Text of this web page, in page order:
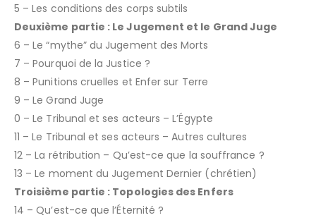
5 – Les conditions des corps subtils
Deuxième partie : Le Jugement et le Grand Juge
6 – Le “mythe” du Jugement des Morts
7 – Pourquoi de la Justice ?
8 – Punitions cruelles et Enfer sur Terre
9 – Le Grand Juge
0 – Le Tribunal et ses acteurs – L’Égypte
11 – Le Tribunal et ses acteurs – Autres cultures
12 – La rétribution – Qu’est-ce que la souffrance ?
13 – Le moment du Jugement Dernier (chrétien)
Troisième partie : Topologies des Enfers
14 – Qu’est-ce que l’Éternité ?